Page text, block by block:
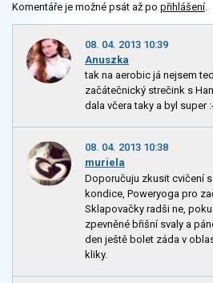
Komentáře je možné psát až po přihlášení.
08. 04. 2013 10:39
Anuszka
tak na aerobic já nejsem
začátečnický strečink s
dala včera taky a byl super
08. 04. 2013 10:38
muriela
Doporučuju zkusit cvičení
kondice, Poweryoga pro
Sklapovačky radši ne,
zpevněné břišní svaly a
den ještě bolet záda v
kliky.